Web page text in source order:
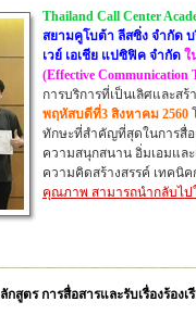
Thailand Call Center
สยามคูโบต้า ลีสซิ่ง จำกัด
เวย์ เอเชีย แปซิฟิค จำกัด ใ
(Effective Communication
การบริการที่เป็นเลิศและส
พฤหัสบดีที่3 สิงหาคม 2560
ทักษะที่สำคัญที่สุดในการสื่
ความสนุกสนาน อิ่มเอมแล
ความคิดสร้างสรรค์ เทคนิ
คุณภาพ สามารถนำกลับไ
สูตร การสื่อสารและรับเรื่องร้อ